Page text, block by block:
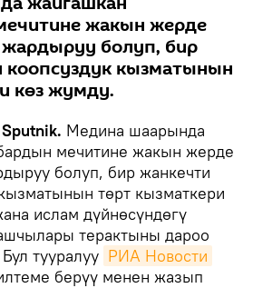
жакын жерде
болуп, бир
коопсуздук кызматынын
көз жумду.
Медина шаарында
мечитине жакын жерде
болуп, бир жанкечти
төрт кызматкери
ислам дүйнөсүндөгү
терактыны дароо
тууралуу РИА Новости
берүү менен жазып